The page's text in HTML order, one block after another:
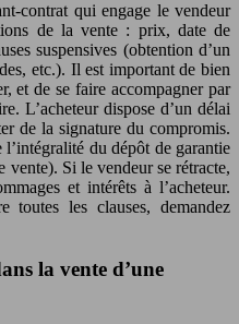
contrat qui engage le vendeur
de la vente : prix, date de
suspensives (obtention d’un
etc.). Il est important de bien
et de se faire accompagner par
L’acheteur dispose d’un délai
de la signature du compromis.
l’intégralité du dépôt de garantie
Si le vendeur se rétracte,
et intérêts à l’acheteur.
toutes les clauses, demandez
la vente d’une